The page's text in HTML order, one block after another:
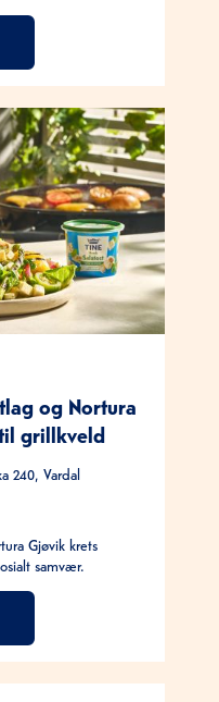
og Nortura
grillkveld
240, Vardal
Gjøvik krets
samvær.